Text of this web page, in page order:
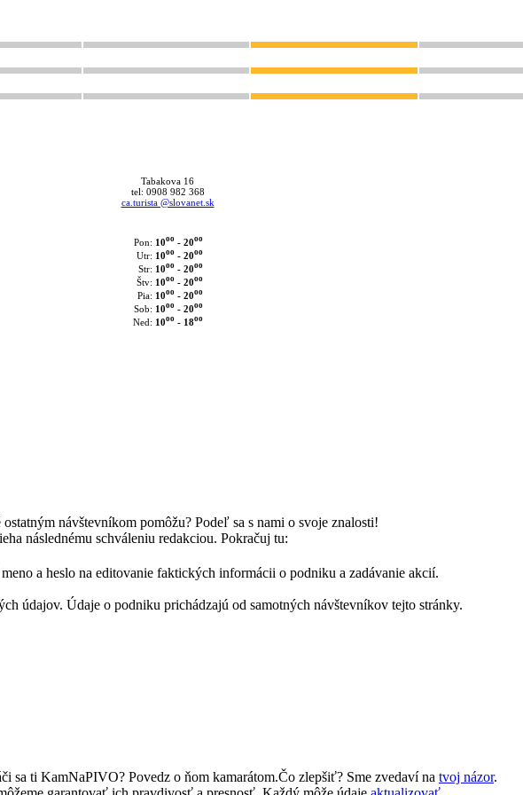
Tabakova 16
tel: 0908 982 368
ca.turista @slovanet.sk
Pon: 10oo- 20oo
Utr: 10oo- 20oo
Str: 10oo- 20oo
Štv: 10oo- 20oo
Pia: 10oo- 20oo
Sob: 10oo- 20oo
Ned: 10oo- 18oo
návštevníkom pomôžu? Podeľ sa s nami o svoje znalosti!
následnému schváleniu redakciou. Pokračuj tu:
a heslo na editovanie faktických informácii o podniku a zadávanie akcií.
údajov. Údaje o podniku prichádzajú od samotných návštevníkov tejto stránky.
sa ti KamNaPIVO? Povedz o ňom kamarátom.Čo zlepšiť? Sme zvedaví na tvoj názor.